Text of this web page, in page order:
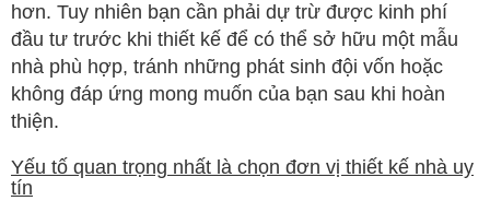
hơn. Tuy nhiên bạn cần phải dự trừ được kinh phí
đầu tư trước khi thiết kế để có thể sở hữu một mẫu
nhà phù hợp, tránh những phát sinh đội vốn hoặc
không đáp ứng mong muốn của bạn sau khi hoàn
thiện.
Yếu tố quan trọng nhất là chọn đơn vị thiết kế nhà uy
tín